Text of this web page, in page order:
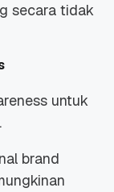
secara tidak
untuk
brand